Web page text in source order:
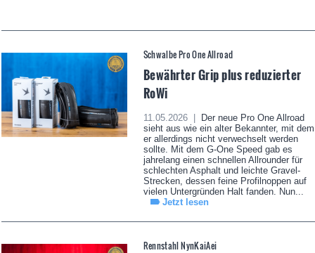
Schwalbe Pro One Allroad
Bewährter Grip plus reduzierter
RoWi
11.05.2026 |
Der neue Pro One Allroad
sieht aus wie ein alter Bekannter, mit dem
er allerdings nicht verwechselt werden
sollte. Mit dem G-One Speed gab es
jahrelang einen schnellen Allrounder für
schlechten Asphalt und leichte Gravel-
Strecken, dessen feine Profilnoppen auf
vielen Untergründen Halt fanden. Nun...
Jetzt lesen
Rennstahl NynKaiAei